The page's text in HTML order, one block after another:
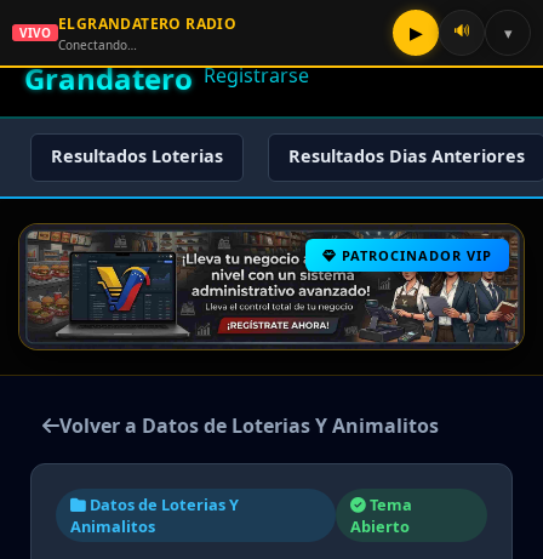
🌟 El
Grandatero
🔑 Iniciar Sesión
📝
Registrarse
Resultados Loterias Resultados Dias Anteriores
PATROCINADOR VIP
Volver a Datos de Loterias Y Animalitos
Datos de Loterias Y
Animalitos
Tema
Abierto
VIVO ELGRANDATERO RADIO
Conectando…
▶ 🔊 ▾